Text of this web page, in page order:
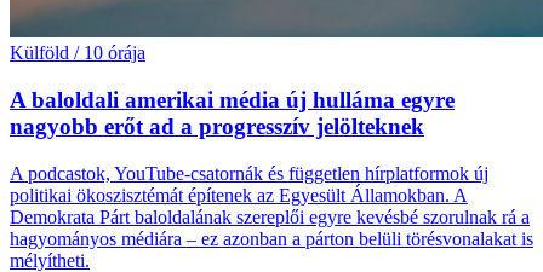
Külföld / 10 órája
A baloldali amerikai média új hulláma egyre
nagyobb erőt ad a progresszív jelölteknek
A podcastok, YouTube-csatornák és független hírplatformok új
politikai ökoszisztémát építenek az Egyesült Államokban. A
Demokrata Párt baloldalának szereplői egyre kevésbé szorulnak rá a
hagyományos médiára – ez azonban a párton belüli törésvonalakat is
mélyítheti.